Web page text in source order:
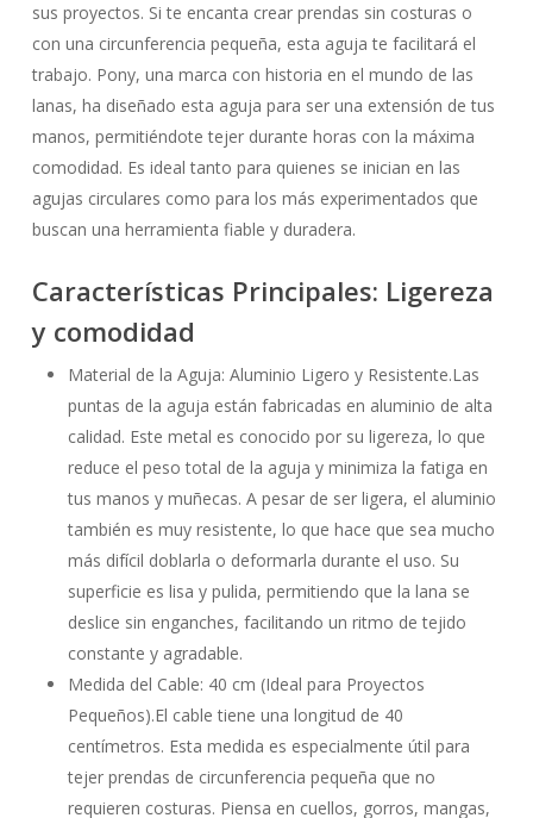
sus proyectos. Si te encanta crear prendas sin costuras o
con una circunferencia pequeña, esta aguja te facilitará el
trabajo. Pony, una marca con historia en el mundo de las
lanas, ha diseñado esta aguja para ser una extensión de tus
manos, permitiéndote tejer durante horas con la máxima
comodidad. Es ideal tanto para quienes se inician en las
agujas circulares como para los más experimentados que
buscan una herramienta fiable y duradera.
Características Principales: Ligereza
y comodidad
Material de la Aguja: Aluminio Ligero y Resistente.Las
puntas de la aguja están fabricadas en aluminio de alta
calidad. Este metal es conocido por su ligereza, lo que
reduce el peso total de la aguja y minimiza la fatiga en
tus manos y muñecas. A pesar de ser ligera, el aluminio
también es muy resistente, lo que hace que sea mucho
más difícil doblarla o deformarla durante el uso. Su
superficie es lisa y pulida, permitiendo que la lana se
deslice sin enganches, facilitando un ritmo de tejido
constante y agradable.
Medida del Cable: 40 cm (Ideal para Proyectos
Pequeños).El cable tiene una longitud de 40
centímetros. Esta medida es especialmente útil para
tejer prendas de circunferencia pequeña que no
requieren costuras. Piensa en cuellos, gorros, mangas,